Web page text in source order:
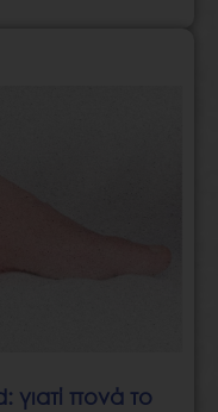
πονά το